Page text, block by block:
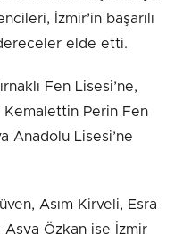
İzmir’in başarılı
elde etti.
Fen Lisesi’ne,
Kemalettin Perin Fen
Anadolu Lisesi’ne
Asım Kirveli, Esra
Özkan ise İzmir